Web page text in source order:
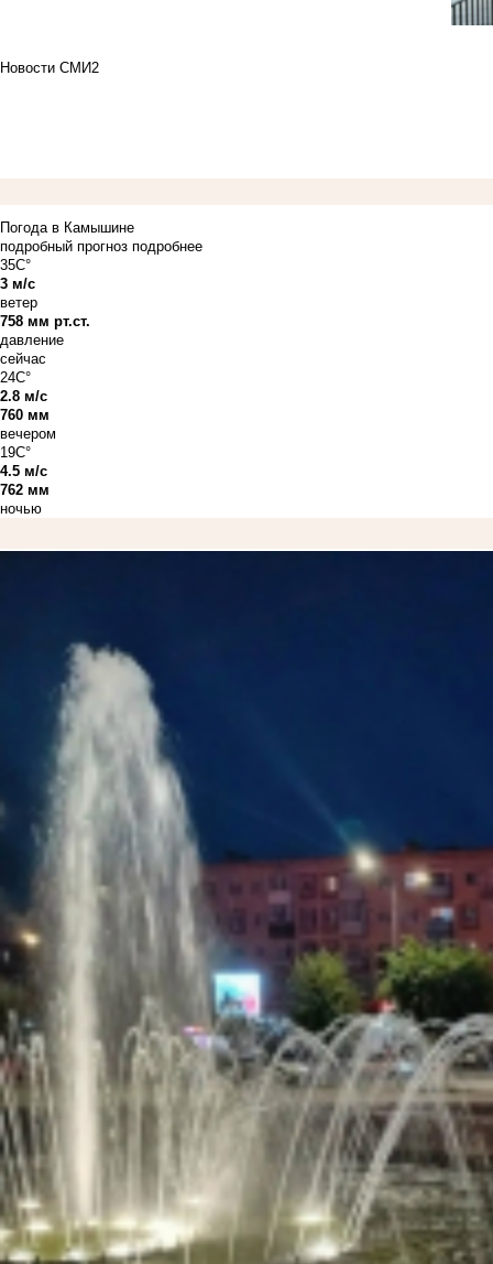
Новости СМИ2
Погода в Камышине
подробный прогноз подробнее
35C°
3 м/с
ветер
758 мм рт.ст.
давление
сейчас
24C°
2.8 м/с
760 мм
вечером
19C°
4.5 м/с
762 мм
ночью